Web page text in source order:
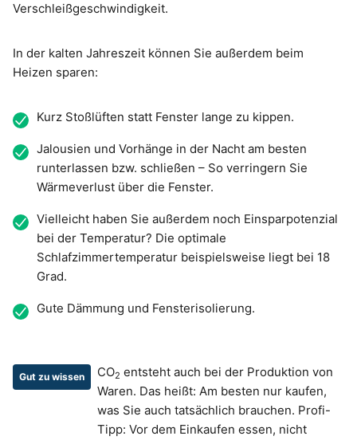
Verschleißgeschwindigkeit.
In der kalten Jahreszeit können Sie außerdem beim
Heizen sparen:
Kurz Stoßlüften statt Fenster lange zu kippen.
Jalousien und Vorhänge in der Nacht am besten
runterlassen bzw. schließen – So verringern Sie
Wärmeverlust über die Fenster.
Vielleicht haben Sie außerdem noch Einsparpotenzial
bei der Temperatur? Die optimale
Schlafzimmertemperatur beispielsweise liegt bei 18
Grad.
Gute Dämmung und Fensterisolierung.
Gut zu wissen CO2 entsteht auch bei der Produktion von
Waren. Das heißt: Am besten nur kaufen,
was Sie auch tatsächlich brauchen. Profi-
Tipp: Vor dem Einkaufen essen, nicht